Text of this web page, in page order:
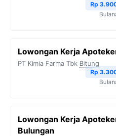
Rp
Lowongan Kerja
PT Kimia Farma Tbk Bitung
Rp
Lowongan Kerja
Bulungan